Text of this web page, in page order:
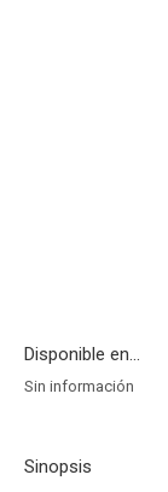
Disponible en...
Sin información
Sinopsis